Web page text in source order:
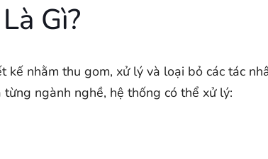
Gì?
nhằm thu gom, xử lý và loại bỏ các tác
ngành nghề, hệ thống có thể xử lý: